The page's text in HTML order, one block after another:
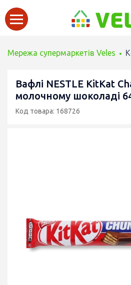
Мережа супермаркетів Veles
Вафлі NESTLE KitKat
молочному шоколаді
Код товара: 168726